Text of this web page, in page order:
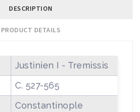
DESCRIPTION
PRODUCT DETAILS
Justinien I - Tremissis
C. 527-565
Constantinople